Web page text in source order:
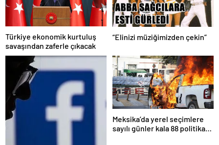
Türkiye ekonomik kurtuluş
savaşından zaferle çıkacak
“Elinizi müziğimizden çekin”
Meksika’da yerel seçimlere
sayılı günler kala 88 politikacı